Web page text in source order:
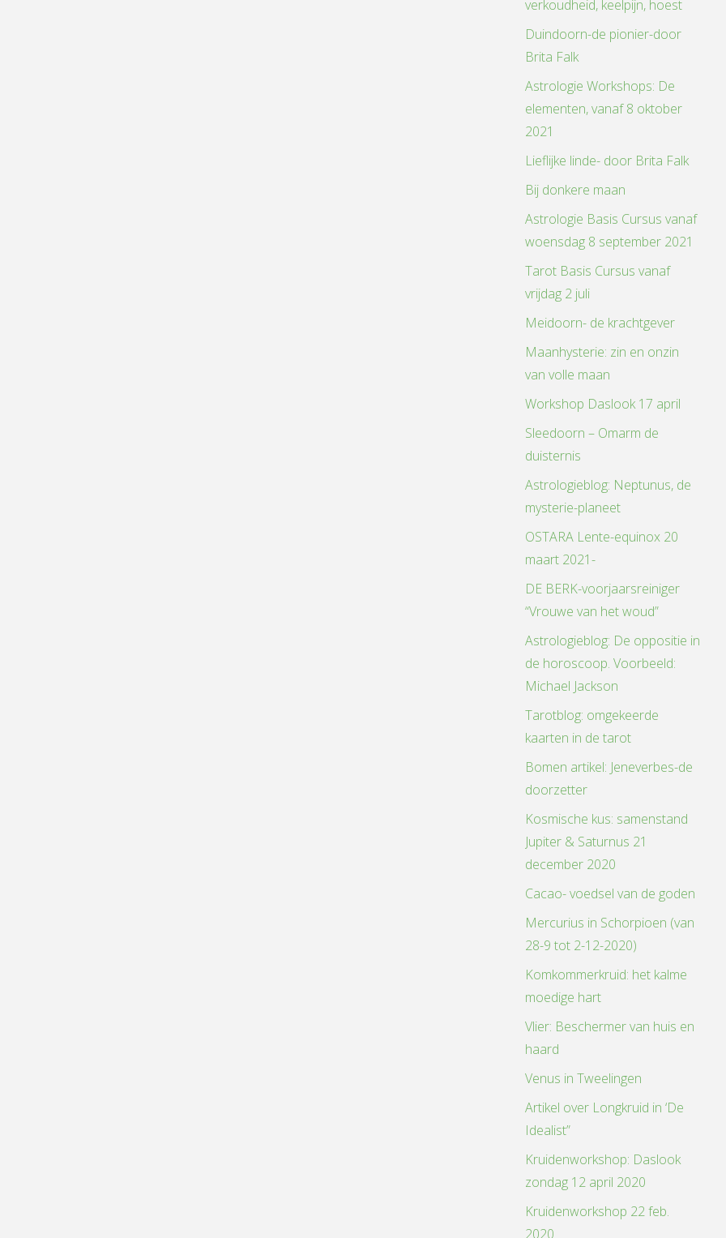
verkoudheid, keelpijn, hoest
Duindoorn-de pionier-door
Brita Falk
Astrologie Workshops: De
elementen, vanaf 8 oktober
2021
Lieflijke linde- door Brita Falk
Bij donkere maan
Astrologie Basis Cursus vanaf
woensdag 8 september 2021
Tarot Basis Cursus vanaf
vrijdag 2 juli
Meidoorn- de krachtgever
Maanhysterie: zin en onzin
van volle maan
Workshop Daslook 17 april
Sleedoorn – Omarm de
duisternis
Astrologieblog: Neptunus, de
mysterie-planeet
OSTARA Lente-equinox 20
maart 2021-
DE BERK-voorjaarsreiniger
“Vrouwe van het woud”
Astrologieblog: De oppositie in
de horoscoop. Voorbeeld:
Michael Jackson
Tarotblog: omgekeerde
kaarten in de tarot
Bomen artikel: Jeneverbes-de
doorzetter
Kosmische kus: samenstand
Jupiter & Saturnus 21
december 2020
Cacao- voedsel van de goden
Mercurius in Schorpioen (van
28-9 tot 2-12-2020)
Komkommerkruid: het kalme
moedige hart
Vlier: Beschermer van huis en
haard
Venus in Tweelingen
Artikel over Longkruid in ‘De
Idealist”
Kruidenworkshop: Daslook
zondag 12 april 2020
Kruidenworkshop 22 feb.
2020